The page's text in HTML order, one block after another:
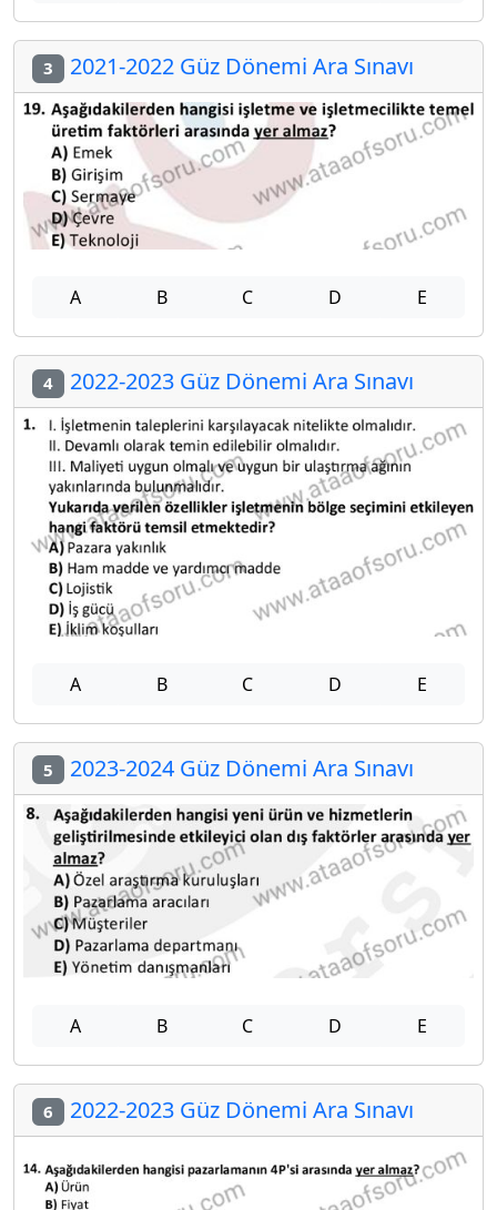
3 2021-2022 Güz Dönemi Ara Sınavı
A B C D E
4 2022-2023 Güz Dönemi Ara Sınavı
A B C D E
5 2023-2024 Güz Dönemi Ara Sınavı
A B C D E
6 2022-2023 Güz Dönemi Ara Sınavı